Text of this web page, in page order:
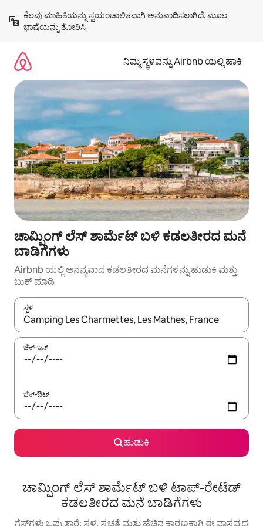
ಹೋಗಿ
ಕೆಲವು ಮಾಹಿತಿಯನ್ನು ಸ್ವಯಂಚಾಲಿತವಾಗಿ ಅನುವಾದಿಸಲಾಗಿದೆ. ಮೂಲ
ಭಾಷೆಯನ್ನು ತೋರಿಸಿ
ನಿಮ್ಮ ಸ್ಥಳವನ್ನು Airbnb ಯಲ್ಲಿ ಹಾಕಿ
ಚಾಮ್ಪಿಂಗ್ ಲೆಸ್ ಶಾರ್ಮೆಟ್ ಬಳಿ ಕಡಲತೀರದ ಮನೆ
ಬಾಡಿಗೆಗಳು
Airbnb ಯಲ್ಲಿ ಅನನ್ಯವಾದ ಕಡಲತೀರದ ಮನೆಗಳನ್ನು ಹುಡುಕಿ ಮತ್ತು
ಬುಕ್ ಮಾಡಿ
ಸ್ಥಳ
ಫಲಿತಾಂಶಗಳು ಲಭ್ಯವಿರುವಾಗ, ಅಪ್ ಮತ್ತು ಡೌನ್ ಬಾಣದ ಕೀಲಿಗಳೊಂದಿಗೆ
ಚೆಕ್-ಇನ್
ಚೆಕ್-ಔಟ್
ಹುಡುಕಿ
ಚಾಮ್ಪಿಂಗ್ ಲೆಸ್ ಶಾರ್ಮೆಟ್ ಬಳಿ ಟಾಪ್-ರೇಟೆಡ್
ಕಡಲತೀರದ ಮನೆ ಬಾಡಿಗೆಗಳು
ಗೆಸ್ಟ್‌ಗಳು ಒಪ್ಪುತ್ತಾರೆ: ಸ್ಥಳ, ಸ್ವಚ್ಛತೆ ಮತ್ತು ಹೆಚ್ಚಿನ ಕಾರಣಕ್ಕಾಗಿ ಈ ವಾಸ್ತವ್ಯದ